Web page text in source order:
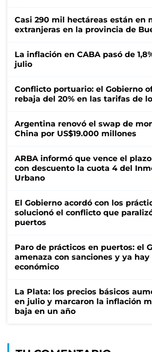
Casi 290 mil hectáreas están en
extranjeras en la provincia de
La inflación en CABA pasó de
julio
Conflicto portuario: el Gobierno
rebaja del 20% en las tarifas de
Argentina renovó el swap de
China por US$19.000 millones
ARBA informó que vence el
con descuento la cuota 4 del
Urbano
El Gobierno acordó con los
solucionó el conflicto que
puertos
Paro de prácticos en puertos: el
amenaza con sanciones y ya
económico
La Plata: los precios básicos
en julio y marcaron la inflación
baja en un año